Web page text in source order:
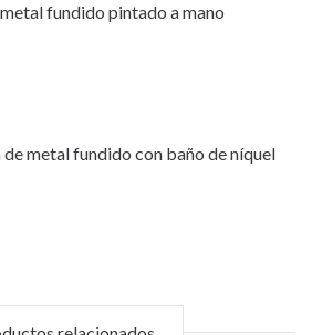
fundido pintado a mano
metal fundido con baño de níquel